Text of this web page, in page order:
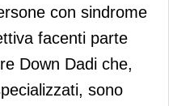
con sindrome
facenti parte
Down Dadi che,
sono